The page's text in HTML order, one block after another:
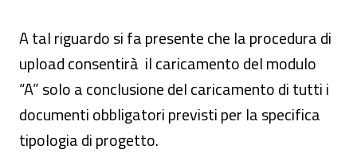
A tal riguardo si fa presente che la procedura di
upload consentirà il caricamento del modulo
“A” solo a conclusione del caricamento di tutti i
documenti obbligatori previsti per la specifica
tipologia di progetto.